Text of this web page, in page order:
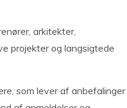
arkitekter,
projekter og langsigtede
som lever af anbefalinger